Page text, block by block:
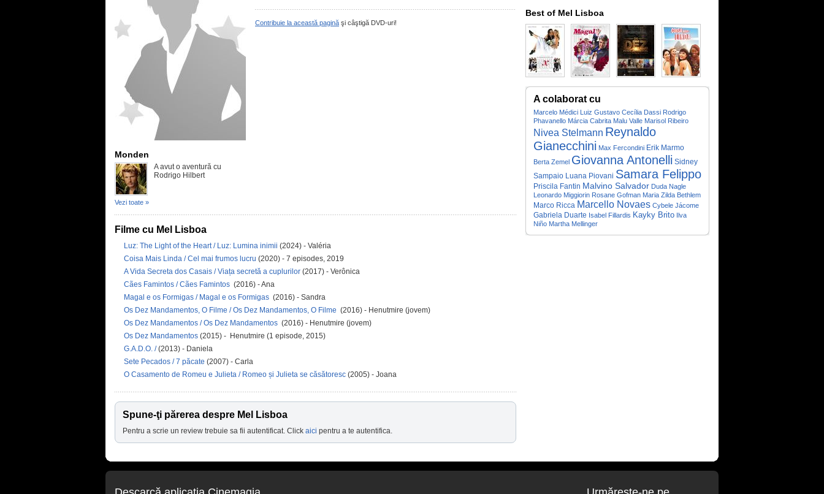
Monden
A avut o aventură cu
Rodrigo Hilbert
Vezi toate »
Contribuie la această pagină şi câştigă DVD-uri!
Filme cu Mel Lisboa
Luz: The Light of the Heart / Luz: Lumina inimii (2024) - Valéria
Coisa Mais Linda / Cel mai frumos lucru (2020) - 7 episodes, 2019
A Vida Secreta dos Casais / Viața secretă a cuplurilor (2017) - Verônica
Cães Famintos / Cães Famintos (2016) - Ana
Magal e os Formigas / Magal e os Formigas (2016) - Sandra
Os Dez Mandamentos, O Filme / Os Dez Mandamentos, O Filme (2016) - Henutmire (jovem)
Os Dez Mandamentos / Os Dez Mandamentos (2016) - Henutmire (jovem)
Os Dez Mandamentos (2015) - Henutmire (1 episode, 2015)
G.A.D.O. /(2013) - Daniela
Sete Pecados / 7 păcate (2007) - Carla
O Casamento de Romeu e Julieta / Romeo și Julieta se căsătoresc (2005) - Joana
Spune-ţi părerea despre Mel Lisboa
Pentru a scrie un review trebuie sa fii autentificat. Click aici pentru a te autentifica.
Best of Mel Lisboa
A colaborat cu
Marcelo Médici Luiz Gustavo Cecília Dassi Rodrigo
Phavanello Márcia Cabrita Malu Valle Marisol Ribeiro
Nivea Stelmann Reynaldo
Gianecchini Max Fercondini Erik Marmo
Berta Zemel Giovanna Antonelli Sidney
Sampaio Luana Piovani Samara Felippo
Priscila Fantin Malvino Salvador Duda Nagle
Leonardo Miggiorin Rosane Gofman Maria Zilda Bethlem
Marco Ricca Marcello Novaes Cybele Jácome
Gabriela Duarte Isabel Fillardis Kayky Brito Ilva
Niño Martha Mellinger